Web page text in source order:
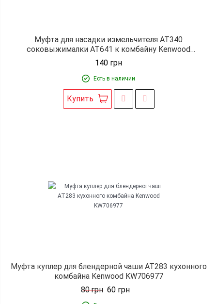
Муфта для насадки измельчителя AT340
соковыжималки AT641 к комбайну Kenwood
KW710670
140 грн
Есть в наличии
Купить
Муфта куплер для блендерной чаши AT283 кухонного
комбайна Kenwood KW706977
80грн 60 грн